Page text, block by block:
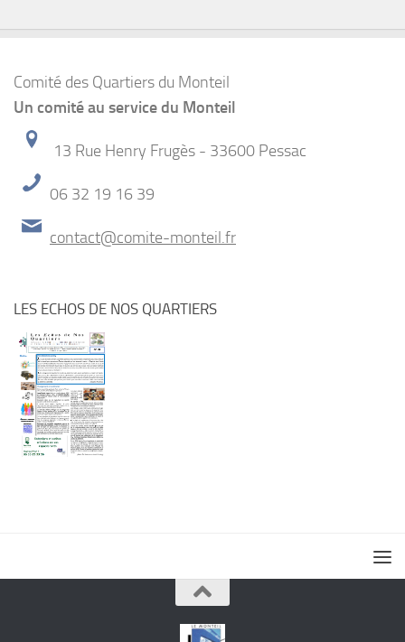
Comité des Quartiers du Monteil
Un comité au service du Monteil
13 Rue Henry Frugès - 33600 Pessac
06 32 19 16 39
contact@comite-monteil.fr
LES ECHOS DE NOS QUARTIERS